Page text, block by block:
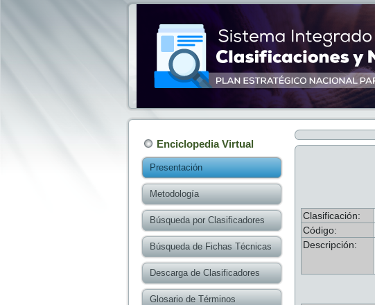
Enciclopedia Virtual
Presentación
Metodología
Búsqueda por Clasificadores
Búsqueda de Fichas Técnicas
Descarga de Clasificadores
Glosario de Términos
Clasificación:
Código:
Descripción: